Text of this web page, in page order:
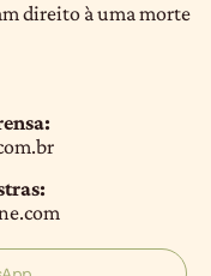
direito à uma morte